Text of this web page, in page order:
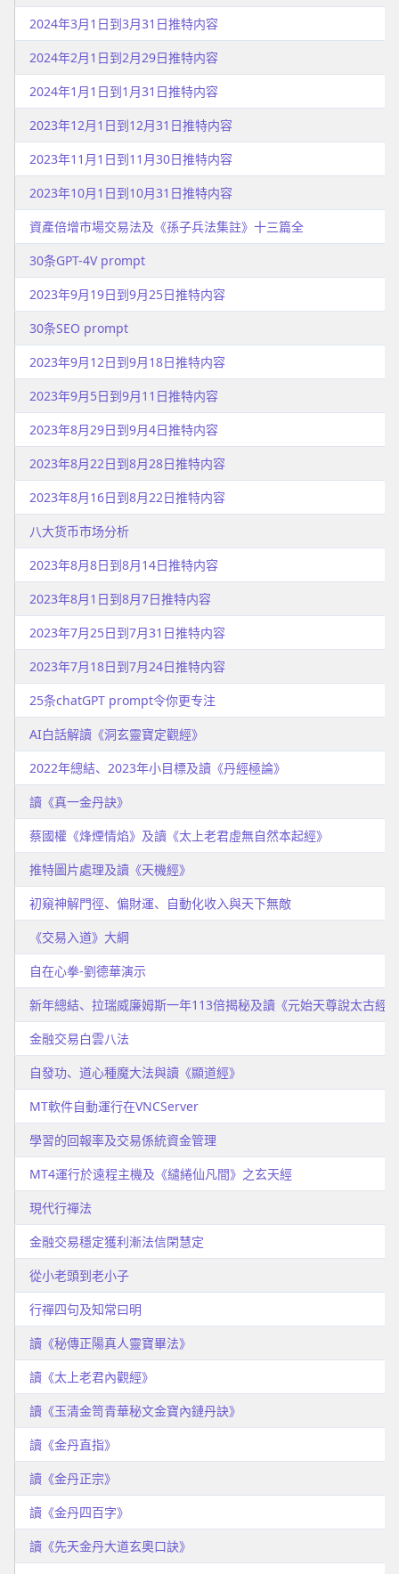
2024年3月1日到3月31日推特内容
2024年2月1日到2月29日推特内容
2024年1月1日到1月31日推特内容
2023年12月1日到12月31日推特内容
2023年11月1日到11月30日推特内容
2023年10月1日到10月31日推特内容
資產倍增市場交易法及《孫子兵法集註》十三篇全
30条GPT-4V prompt
2023年9月19日到9月25日推特内容
30条SEO prompt
2023年9月12日到9月18日推特内容
2023年9月5日到9月11日推特内容
2023年8月29日到9月4日推特内容
2023年8月22日到8月28日推特内容
2023年8月16日到8月22日推特内容
八大货币市场分析
2023年8月8日到8月14日推特内容
2023年8月1日到8月7日推特内容
2023年7月25日到7月31日推特内容
2023年7月18日到7月24日推特内容
25条chatGPT prompt令你更专注
AI白話解讀《洞玄靈寶定觀經》
2022年總結、2023年小目標及讀《丹經極論》
讀《真一金丹訣》
蔡國權《烽煙情焰》及讀《太上老君虛無自然本起經》
推特圖片處理及讀《天機經》
初窺神解門徑、偏財運、自動化收入與天下無敵
《交易入道》大綱
自在心拳-劉德華演示
新年總結、拉瑞威廉姆斯一年113倍揭秘及讀《元始天尊說太古經
金融交易白雲八法
自發功、道心種魔大法與讀《顯道經》
MT軟件自動運行在VNCServer
學習的回報率及交易係統資金管理
MT4運行於遠程主機及《繾綣仙凡間》之玄天經
現代行禪法
金融交易穩定獲利漸法信閑慧定
從小老頭到老小子
行禪四句及知常曰明
讀《秘傳正陽真人靈寶畢法》
讀《太上老君內觀經》
讀《玉清金笥青華秘文金寶內鏈丹訣》
讀《金丹直指》
讀《金丹正宗》
讀《金丹四百字》
讀《先天金丹大道玄奧口訣》